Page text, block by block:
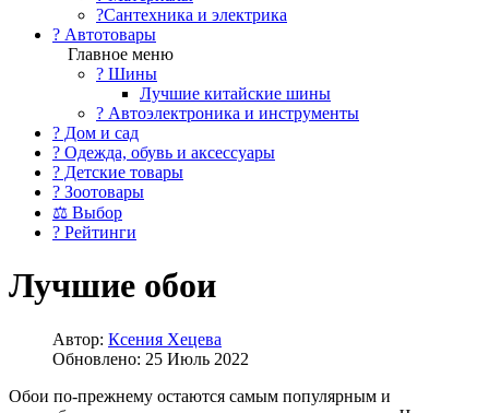
?Сантехника и электрика
? Автотовары
Главное меню
? Шины
Лучшие китайские шины
? Автоэлектроника и инструменты
? Дом и сад
? Одежда, обувь и аксессуары
? Детские товары
? Зоотовары
⚖ Выбор
? Рейтинги
Лучшие обои
Автор: Ксения Хецева
Обновлено: 25 Июль 2022
Обои по-прежнему остаются самым популярным и